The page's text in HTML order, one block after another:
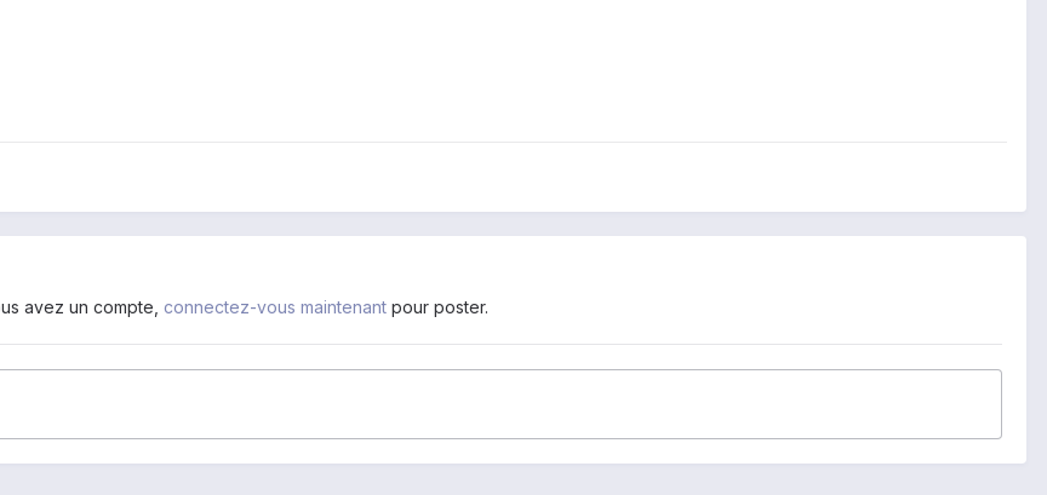
avez un compte, connectez-vous maintenant pour poster.